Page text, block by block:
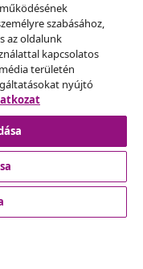
a vidaXL Marketplace
szabásához,
az oldalunk
kapcsolatos
területén
nyújtó